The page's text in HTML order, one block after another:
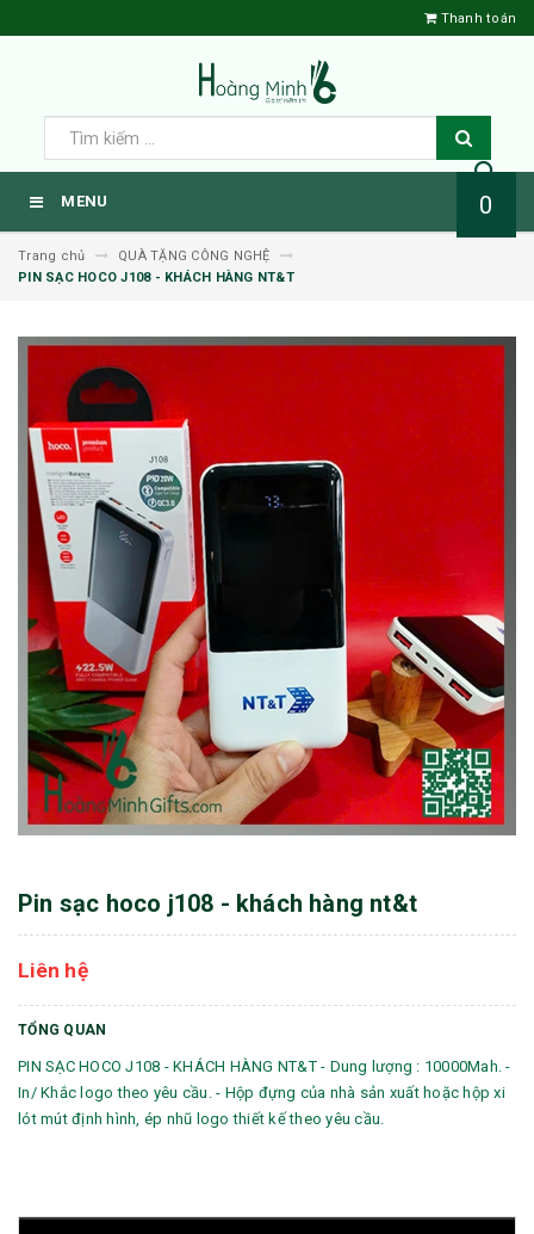
Thanh toán
MENU 0
Trang chủ
QUÀ TẶNG CÔNG NGHỆ
PIN SẠC HOCO J108 - KHÁCH HÀNG NT&T
Pin sạc hoco j108 - khách hàng nt&t
Liên hệ
TỔNG QUAN
PIN SẠC HOCO J108 - KHÁCH HÀNG NT&T - Dung lượng : 10000Mah. -
In/ Khắc logo theo yêu cầu. - Hộp đựng của nhà sản xuất hoặc hộp xi
lót mút định hình, ép nhũ logo thiết kế theo yêu cầu.